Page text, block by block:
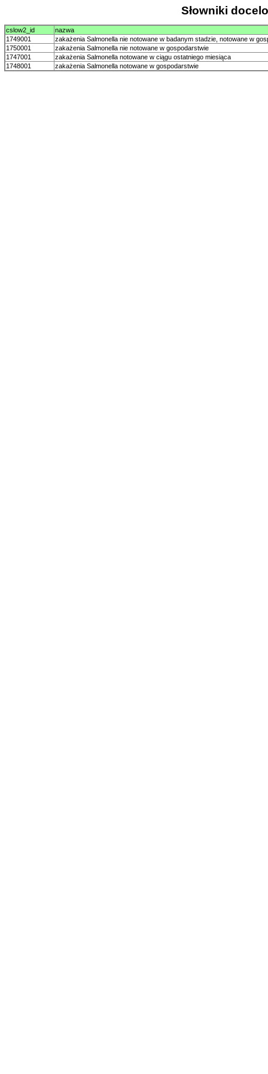
Słowniki
cslow2_id
nazwa
1749001
zakażenia Salmonella nie notowane w badanym stadzie, notowane w
1750001
zakażenia Salmonella nie notowane w gospodarstwie
1747001
zakażenia Salmonella notowane w ciągu ostatniego miesiąca
1748001
zakażenia Salmonella notowane w gospodarstwie